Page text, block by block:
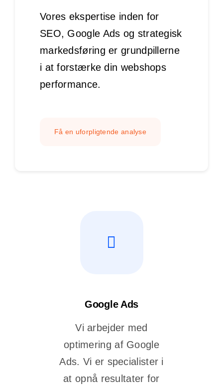
Vores ekspertise inden for
SEO, Google Ads og strategisk
markedsføring er grundpillerne
i at forstærke din webshops
performance.
Få en uforpligtende analyse
Google Ads
Vi arbejder med
optimering af Google
Ads. Vi er specialister i
at opnå resultater for